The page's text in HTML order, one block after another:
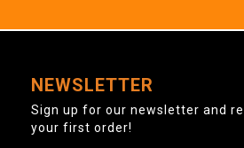
NEWSLETTER
Sign up for our newsletter and
your first order!